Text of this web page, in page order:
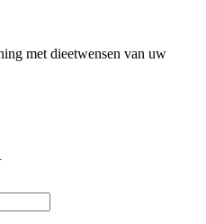
met dieetwensen van uw